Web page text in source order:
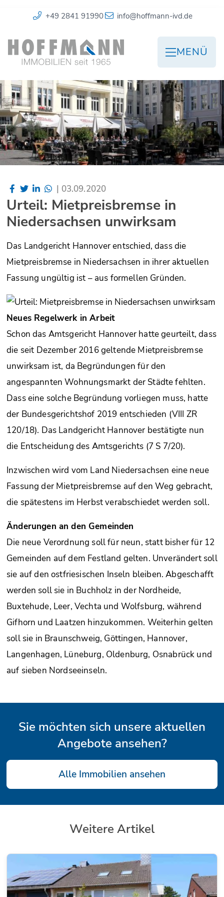
+49 2841 91990 info@hoffmann-ivd.de
MENÜ
| 03.09.2020
Urteil: Mietpreisbremse in
Niedersachsen unwirksam
Das Landgericht Hannover entschied, dass die
Mietpreisbremse in Niedersachsen in ihrer aktuellen
Fassung ungültig ist – aus formellen Gründen.
Neues Regelwerk in Arbeit
Schon das Amtsgericht Hannover hatte geurteilt, dass
die seit Dezember 2016 geltende Mietpreisbremse
unwirksam ist, da Begründungen für den
angespannten Wohnungsmarkt der Städte fehlten.
Dass eine solche Begründung vorliegen muss, hatte
der Bundesgerichtshof 2019 entschieden (VIII ZR
120/18). Das Landgericht Hannover bestätigte nun
die Entscheidung des Amtsgerichts (7 S 7/20).
Inzwischen wird vom Land Niedersachsen eine neue
Fassung der Mietpreisbremse auf den Weg gebracht,
die spätestens im Herbst verabschiedet werden soll.
Änderungen an den Gemeinden
Die neue Verordnung soll für neun, statt bisher für 12
Gemeinden auf dem Festland gelten. Unverändert soll
sie auf den ostfriesischen Inseln bleiben. Abgeschafft
werden soll sie in Buchholz in der Nordheide,
Buxtehude, Leer, Vechta und Wolfsburg, während
Gifhorn und Laatzen hinzukommen. Weiterhin gelten
soll sie in Braunschweig, Göttingen, Hannover,
Langenhagen, Lüneburg, Oldenburg, Osnabrück und
auf sieben Nordseeinseln.
Sie möchten sich unsere aktuellen
Angebote ansehen?
Alle Immobilien ansehen
Weitere Artikel